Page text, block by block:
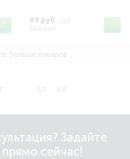
89 руб. /шт
109 руб.
больше товаров
... 67 68
Задайте
сейчас!